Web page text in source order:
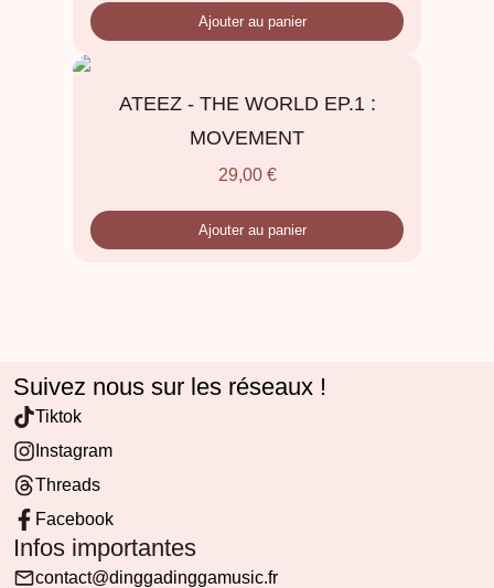
Ajouter au panier
ATEEZ - THE WORLD EP.1 :
MOVEMENT
29,00 €
Ajouter au panier
Suivez nous sur les réseaux !
Tiktok
Instagram
Threads
Facebook
Infos importantes
contact@dinggadinggamusic.fr